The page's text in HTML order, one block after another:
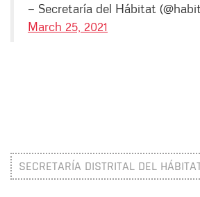
— Secretaría del Hábitat
March 25, 2021
SECRETARÍA DISTRITAL DEL